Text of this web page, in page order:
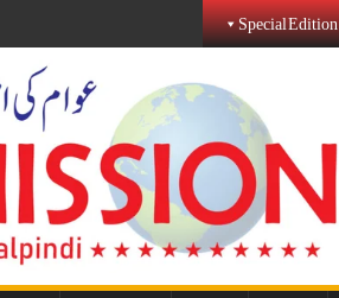
Special Edition